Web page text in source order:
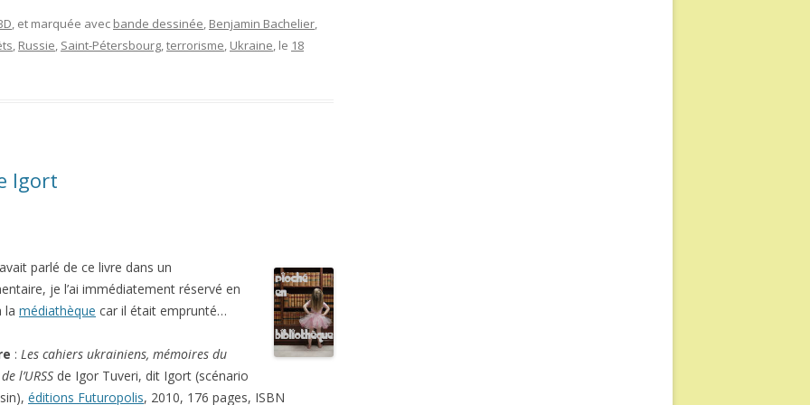
, et marquée avec bande dessinée, Benjamin Bachelier,
, Russie, Saint-Pétersbourg,terrorisme, Ukraine, le 18
Igort
parlé de ce livre dans un
je l’ai immédiatement réservé en
la médiathèque car il était emprunté…
: Les cahiers ukrainiens, mémoires du
l’URSS de Igor Tuveri, dit Igort (scénario
éditions Futuropolis, 2010, 176 pages, ISBN